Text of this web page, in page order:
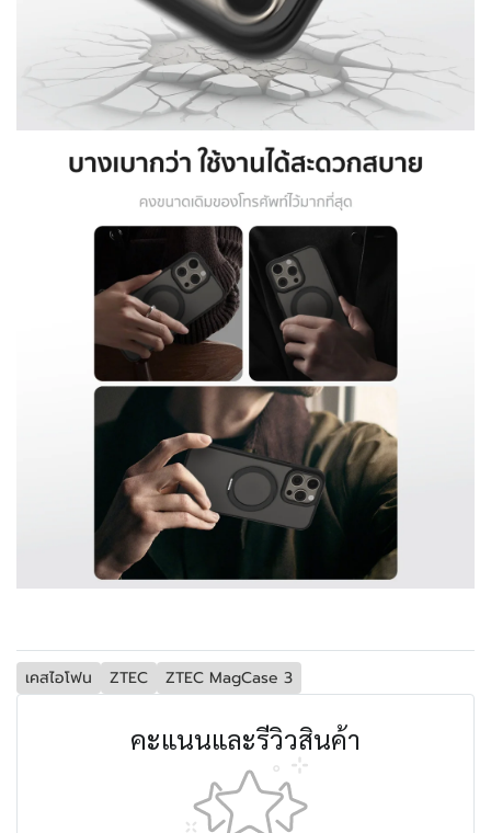
เคสไอโฟน ZTEC ZTEC MagCase 3
คะแนนและรีวิวสินค้า